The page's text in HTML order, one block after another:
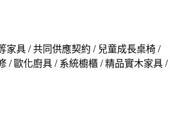
家具 / 共同供應契約 / 兒童成長桌椅 /
/ 歐化廚具 / 系統櫥櫃 / 精品實木家具 /